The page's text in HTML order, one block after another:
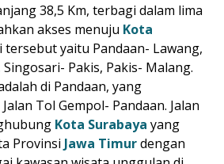
38,5 Km, terbagi dalam lima
akses menuju Kota
tersebut yaitu Pandaan- Lawang,
Pakis, Pakis- Malang.
di Pandaan, yang
Tol Gempol- Pandaan. Jalan
Kota Surabaya yang
Provinsi Jawa Timurdengan